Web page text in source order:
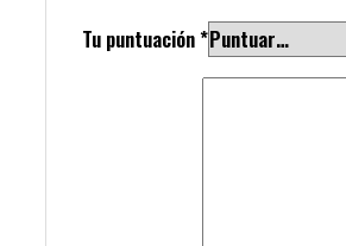
Tu puntuación*